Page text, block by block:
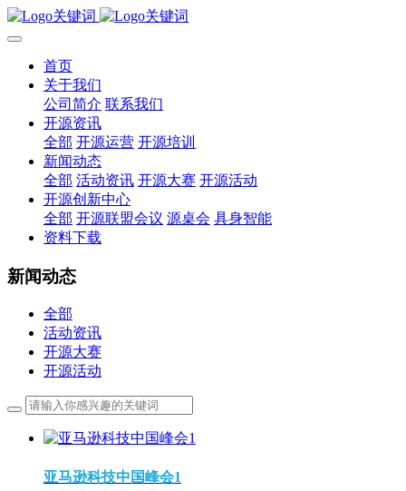
首页
关于我们
公司简介 联系我们
开源资讯
全部 开源运营 开源培训
新闻动态
全部 活动资讯 开源大赛 开源活动
开源创新中心
全部 开源联盟会议 源桌会 具身智能
资料下载
新闻动态
全部
活动资讯
开源大赛
开源活动
亚马逊科技中国峰会1